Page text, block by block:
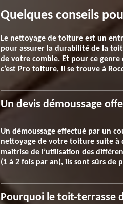
Quelques conseils
Le nettoyage de toiture est un
pour assurer la durabilité de la
de votre comble. Et pour ce genre
c’est Pro toiture, il se trouve à
Un devis démoussage
Un démoussage effectué par un
nettoyage de votre toiture suite à
maitrise de l’utilisation des
(1 à 2 fois par an), ils sont sûrs
Pourquoi le toit-terrasse